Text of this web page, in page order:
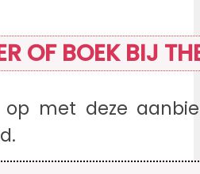
OF BOEK BIJ
met deze